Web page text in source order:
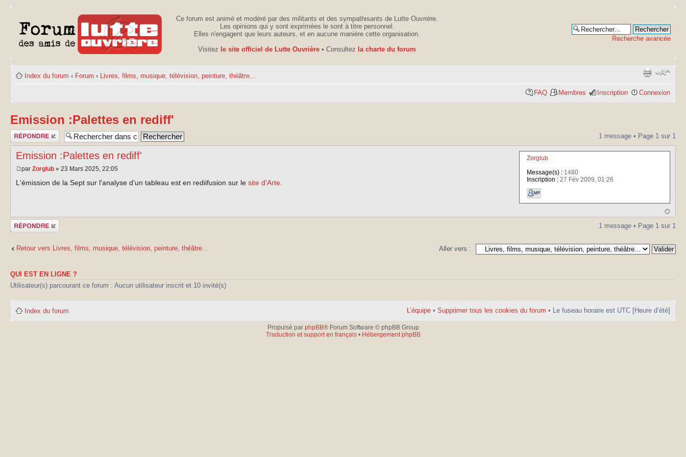
Ce forum est animé et modéré par des militants et des sympathisants de Lutte Ouvrière.
Les opinions qui y sont exprimées le sont à titre personnel.
Elles n'engagent que leurs auteurs, et en aucune manière cette organisation.
Visitez le site officiel de Lutte Ouvrière • Consultez la charte du forum
Recherche avancée
Index du forum ‹ Forum ‹ Livres, films, musique, télévision, peinture, théâtre...
FAQ Membres Inscription Connexion
Emission :Palettes en rediff'
Publier une
réponse
1 message • Page 1 sur 1
Emission :Palettes en rediff'
par Zorglub » 23 Mars 2025, 22:05
L'émission de la Sept sur l'analyse d'un tableau est en rediifusion sur le site d'Arte.
Zorglub
Message(s) :1480
Inscription :27 Fév 2009, 01:26
Publier une
réponse
1 message • Page 1 sur 1
Retour vers Livres, films, musique, télévision, peinture, théâtre... Aller vers :
QUI EST EN LIGNE ?
Utilisateur(s) parcourant ce forum : Aucun utilisateur inscrit et 10 invité(s)
Index du forum L’équipe • Supprimer tous les cookies du forum • Le fuseau horaire est UTC [Heure d’été]
Propulsé par phpBB® Forum Software © phpBB Group
Traduction et support en français• Hébergement phpBB